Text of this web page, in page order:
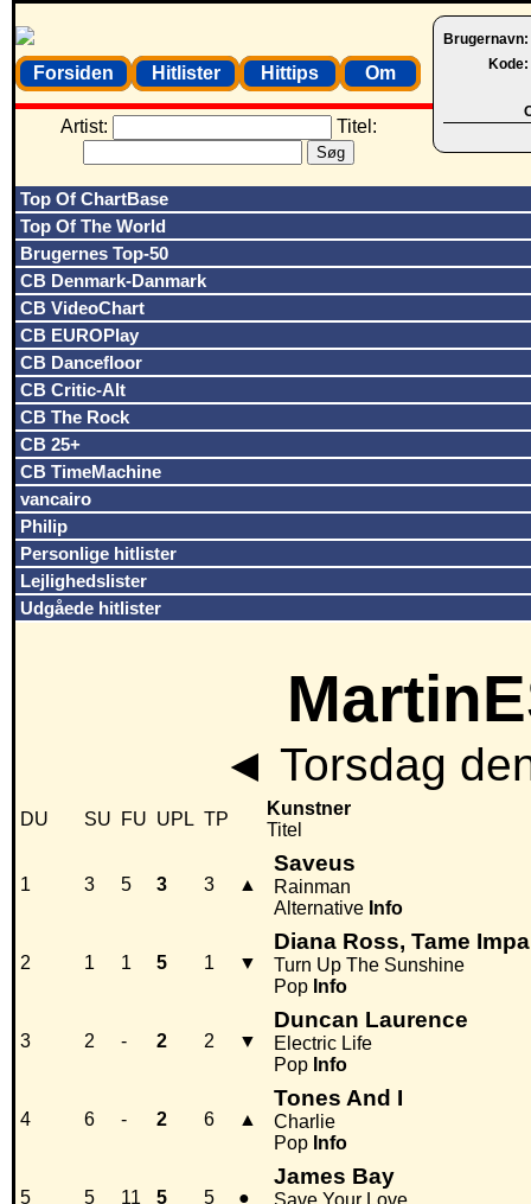
Brugernavn:
Kode:
Forsiden Hitlister Hittips Om
Artist: Titel:
Top Of ChartBase
Top Of The World
Brugernes Top-50
CB Denmark-Danmark
CB VideoChart
CB EUROPlay
CB Dancefloor
CB Critic-Alt
CB The Rock
CB 25+
CB TimeMachine
vancairo
Philip
Personlige hitlister
Lejlighedslister
Udgåede hitlister
◄ Torsdag
DU SU FU UPL TP
Kunstner
Titel
1 3 5 3 3 ▲
Saveus
Rainman
Alternative Info
2 1 1 5 1 ▼
Diana Ross, Tame
Turn Up The Sunshine
Pop Info
3 2 - 2 2 ▼
Duncan Laurence
Electric Life
Pop Info
4 6 - 2 6 ▲
Tones And I
Charlie
Pop Info
5 5 11 5 5 ●
James Bay